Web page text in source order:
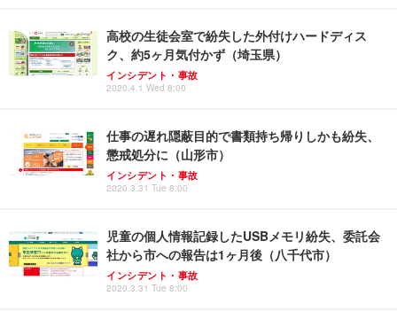
高校の生徒会室で紛失した外付けハードディス
ク、約5ヶ月気付かず（埼玉県）
インシデント・事故
2020.4.1 Wed 8:00
仕事の遅れ隠蔽目的で書類持ち帰りしかも紛失、
懲戒処分に（山形市）
インシデント・事故
2020.3.31 Tue 8:00
児童の個人情報記録したUSBメモリ紛失、委託会
社から市への報告は1ヶ月後（八千代市）
インシデント・事故
2020.3.31 Tue 8:00